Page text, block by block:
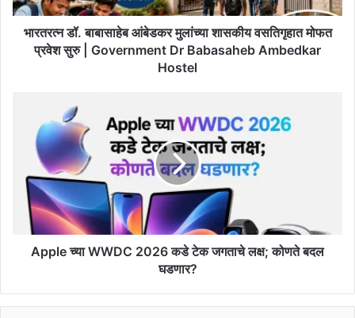
प्रवेश
सुरु
Hostel
भारतरत्न डॉ. बाबासाहेब आंबेडकर मुलांच्या शासकीय वसतिगृहात मोफत
प्रवेश सुरु | Government Dr Babasaheb Ambedkar
Hostel
WWDC
2026
जगताचे
कोणते
Apple च्या WWDC 2026 कडे टेक जगताचे लक्ष; कोणते बदल
घडणार?